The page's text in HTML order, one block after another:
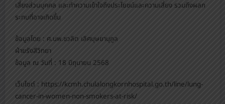
เสี่ยงส่วนบุคคล และทำความเข้าใจถึงประโยชน์และความเสี่ยง รวมถึงผลก
ระทบที่อาจเกิดขึ้น
ข้อมูลโดย : ศ.นพ.ชวลิต เลิศบุษยานุกูล
ฝ่ายรังสีวิทยา
ข้อมูล ณ วันที่ : 18 มิถุนายน 2568
เว็บไซต์ : https://kcmh.chulalongkornhospital.go.th/line/lung-
cancer-in-women-non-smokers-at-risk/